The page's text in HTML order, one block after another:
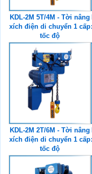
KDL-2M 5T/4M - Tời nâng
xích điện di chuyển 1 cấp
tốc độ
KDL-2M 2T/6M - Tời nâng
xích điện di chuyển 1 cấp
tốc độ